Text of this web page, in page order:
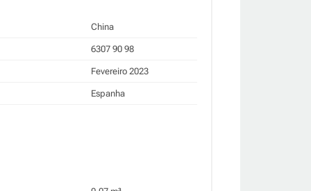
China
6307 90 98
Fevereiro 2023
Espanha